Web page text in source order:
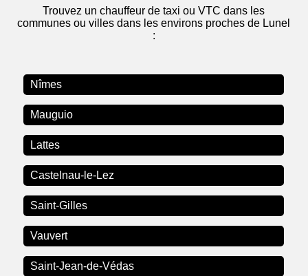
Trouvez un chauffeur de taxi ou VTC dans les
communes ou villes dans les environs proches de Lunel
:
Nîmes
Mauguio
Lattes
Castelnau-le-Lez
Saint-Gilles
Vauvert
Saint-Jean-de-Védas